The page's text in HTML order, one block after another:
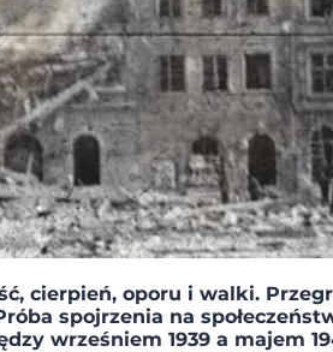
cierpień, oporu i walki.
spojrzenia na
wrześniem 1939 a majem